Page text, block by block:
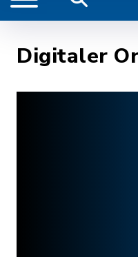
Digitaler